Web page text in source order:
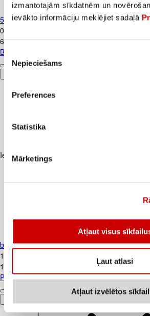
izmantotajām sīkdatnēm un
ievākto informāciju meklējiet sadaļā
Piekrišanas
izvēle
Nepieciešams
Preferences
Statistika
Mārketings
Atļaut visus
Ļaut atlasi
Atļaut izvēlētos
Biezenis
5+ 100g
0
6,9€/kg
Biezenis KUBUŠ BABY banānu ar putru 5+
Iesakām ar
Putra
banānu 4+ 110g
1
14,73€/kg
Putra RŪDOLFS BIO auzu persiku banānu